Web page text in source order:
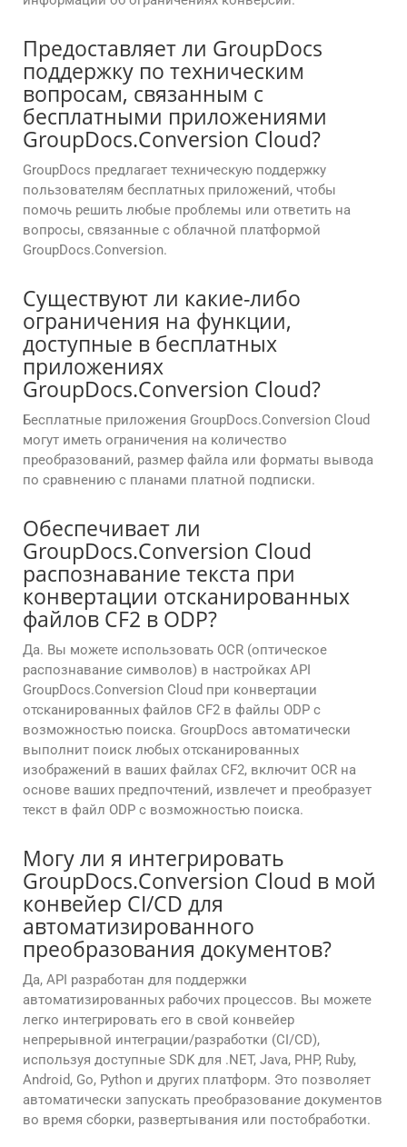
Предоставляет ли GroupDocs
поддержку по техническим
вопросам, связанным с
бесплатными приложениями
GroupDocs.Conversion Cloud?
GroupDocs предлагает техническую поддержку
пользователям бесплатных приложений, чтобы
помочь решить любые проблемы или ответить на
вопросы, связанные с облачной платформой
GroupDocs.Conversion.
Существуют ли какие-либо
ограничения на функции,
доступные в бесплатных
приложениях
GroupDocs.Conversion Cloud?
Бесплатные приложения GroupDocs.Conversion Cloud
могут иметь ограничения на количество
преобразований, размер файла или форматы вывода
по сравнению с планами платной подписки.
Обеспечивает ли
GroupDocs.Conversion Cloud
распознавание текста при
конвертации отсканированных
файлов CF2 в ODP?
Да. Вы можете использовать OCR (оптическое
распознавание символов) в настройках API
GroupDocs.Conversion Cloud при конвертации
отсканированных файлов CF2 в файлы ODP с
возможностью поиска. GroupDocs автоматически
выполнит поиск любых отсканированных
изображений в ваших файлах CF2, включит OCR на
основе ваших предпочтений, извлечет и преобразует
текст в файл ODP с возможностью поиска.
Могу ли я интегрировать
GroupDocs.Conversion Cloud в мой
конвейер CI/CD для
автоматизированного
преобразования документов?
Да, API разработан для поддержки
автоматизированных рабочих процессов. Вы можете
легко интегрировать его в свой конвейер
непрерывной интеграции/разработки (CI/CD),
используя доступные SDK для .NET, Java, PHP, Ruby,
Android, Go, Python и других платформ. Это позволяет
автоматически запускать преобразование документов
во время сборки, развертывания или постобработки.